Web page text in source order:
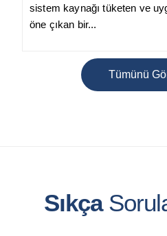
sistem kaynağı tüketen ve
öne çıkan bir...
Tümünü
Sıkça